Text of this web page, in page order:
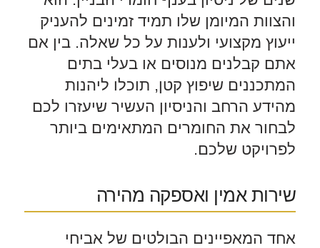
והצוות המיומן שלו תמיד זמינים להעניק
ייעוץ מקצועי ולענות על כל שאלה. בין אם
אתם קבלנים מנוסים או בעלי בתים
המתכננים שיפוץ קטן, תוכלו ליהנות
מהידע הרחב והניסיון העשיר שיעזרו לכם
לבחור את החומרים המתאימים ביותר
לפרויקט שלכם.
שירות אמין ואספקה מהירה
אחד המאפיינים הבולטים של אביחי